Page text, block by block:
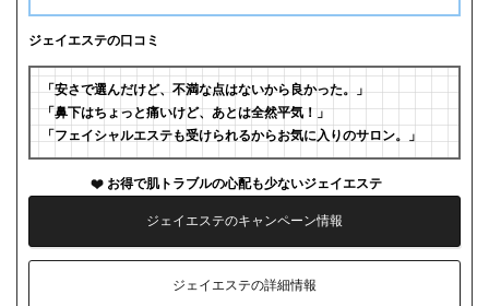
ジェイエステの口コミ
「安さで選んだけど、不満な点はないから良かった。」
「鼻下はちょっと痛いけど、あとは全然平気！」
「フェイシャルエステも受けられるからお気に入りのサロン。」
お得で肌トラブルの心配も少ないジェイエステ
ジェイエステのキャンペーン情報
ジェイエステの詳細情報